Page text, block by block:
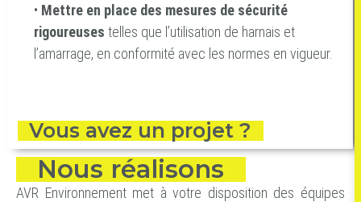
• Mettre en place des mesures de sécurité
rigoureuses telles que l’utilisation de harnais et
l’amarrage, en conformité avec les normes en vigueur.
Vous avez un projet ?
Nous réalisons
AVR Environnementmet à votre disposition des équipes